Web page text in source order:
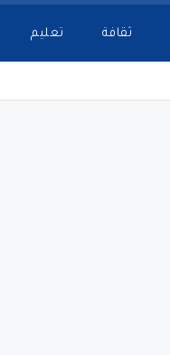
ثقافة تعليم